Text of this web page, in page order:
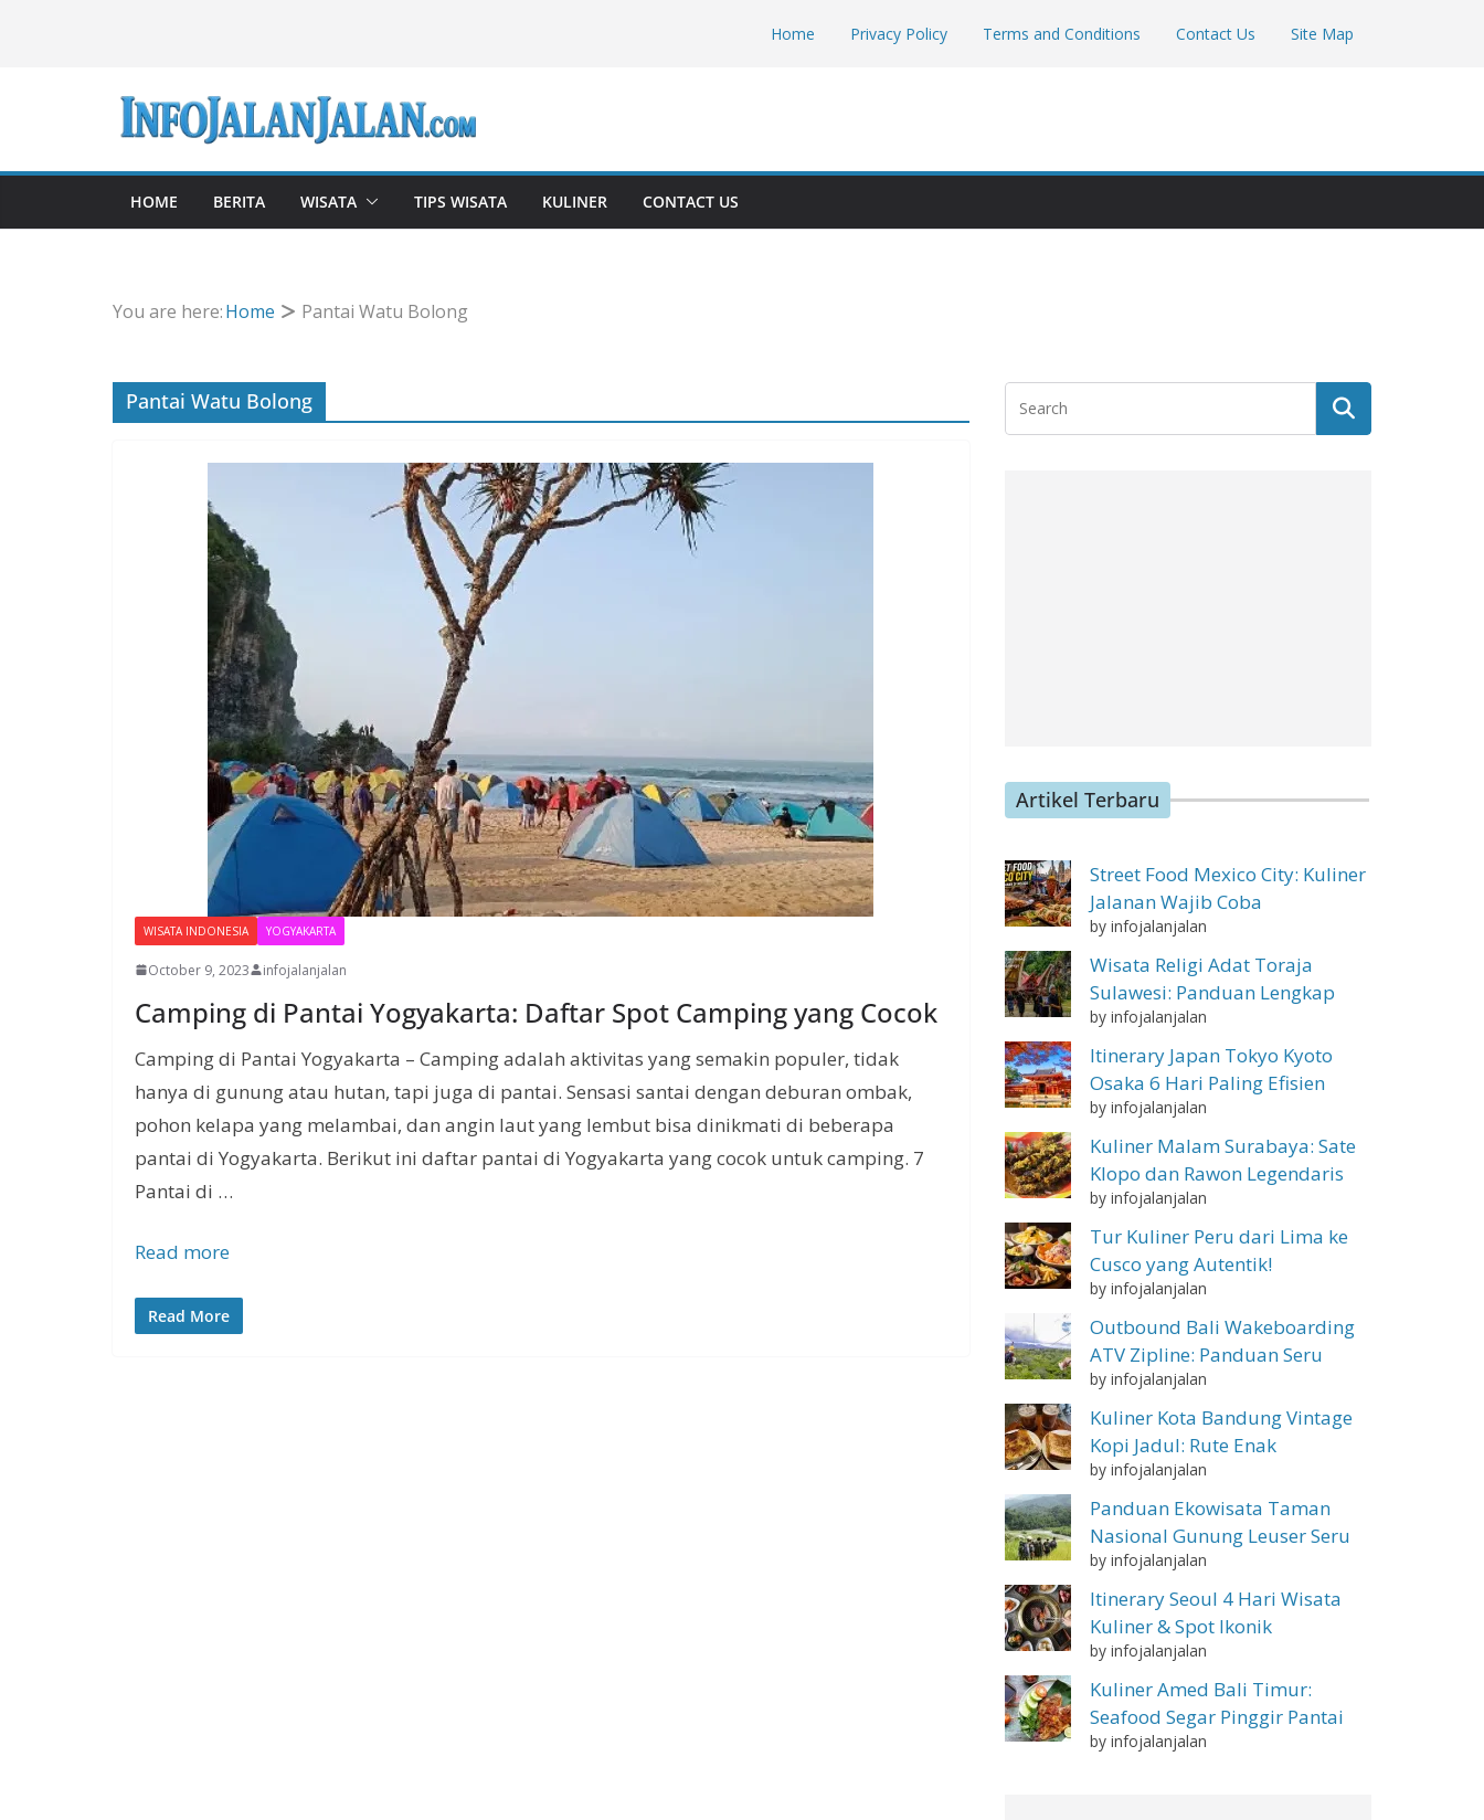
Home Privacy Policy Terms and Conditions Contact Us Site Map
HOME BERITA WISATA TIPS WISATA KULINER CONTACT US
You are here:Home Pantai Watu Bolong
Pantai Watu Bolong
WISATA INDONESIA YOGYAKARTA
October 9, 2023 infojalanjalan
Camping di Pantai Yogyakarta: Daftar Spot Camping yang Cocok
Camping di Pantai Yogyakarta – Camping adalah aktivitas yang semakin populer, tidak
hanya di gunung atau hutan, tapi juga di pantai. Sensasi santai dengan deburan ombak,
pohon kelapa yang melambai, dan angin laut yang lembut bisa dinikmati di beberapa
pantai di Yogyakarta. Berikut ini daftar pantai di Yogyakarta yang cocok untuk camping. 7
Pantai di …
Read more
Read More
Artikel Terbaru
Street Food Mexico City: Kuliner
Jalanan Wajib Coba
by infojalanjalan
Wisata Religi Adat Toraja
Sulawesi: Panduan Lengkap
by infojalanjalan
Itinerary Japan Tokyo Kyoto
Osaka 6 Hari Paling Efisien
by infojalanjalan
Kuliner Malam Surabaya: Sate
Klopo dan Rawon Legendaris
by infojalanjalan
Tur Kuliner Peru dari Lima ke
Cusco yang Autentik!
by infojalanjalan
Outbound Bali Wakeboarding
ATV Zipline: Panduan Seru
by infojalanjalan
Kuliner Kota Bandung Vintage
Kopi Jadul: Rute Enak
by infojalanjalan
Panduan Ekowisata Taman
Nasional Gunung Leuser Seru
by infojalanjalan
Itinerary Seoul 4 Hari Wisata
Kuliner & Spot Ikonik
by infojalanjalan
Kuliner Amed Bali Timur:
Seafood Segar Pinggir Pantai
by infojalanjalan